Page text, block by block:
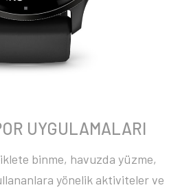
UYGULAMALARI
binme, havuzda yüzme,
yönelik aktiviteler ve